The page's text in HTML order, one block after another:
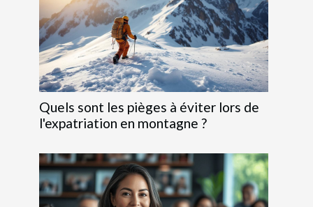
Quels sont les pièges à éviter lors de
l'expatriation en montagne ?